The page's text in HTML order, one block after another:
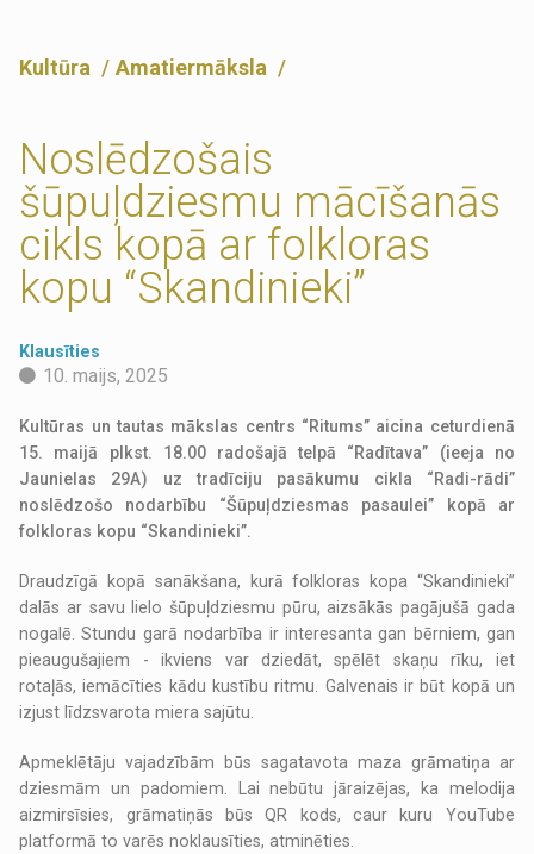
Kultūra Amatiermāksla
Noslēdzošais
šūpuļdziesmu mācīšanās
cikls kopā ar folkloras
kopu “Skandinieki”
Klausīties
10. maijs, 2025
Kultūras un tautas mākslas centrs “Ritums” aicina ceturdienā
15. maijā plkst. 18.00 radošajā telpā “Radītava” (ieeja no
Jaunielas 29A) uz tradīciju pasākumu cikla “Radi-rādi”
noslēdzošo nodarbību “Šūpuļdziesmas pasaulei” kopā ar
folkloras kopu “Skandinieki”.
Draudzīgā kopā sanākšana, kurā folkloras kopa “Skandinieki”
dalās ar savu lielo šūpuļdziesmu pūru, aizsākās pagājušā gada
nogalē. Stundu garā nodarbība ir interesanta gan bērniem, gan
pieaugušajiem - ikviens var dziedāt, spēlēt skaņu rīku, iet
rotaļās, iemācīties kādu kustību ritmu. Galvenais ir būt kopā un
izjust līdzsvarota miera sajūtu.
Apmeklētāju vajadzībām būs sagatavota maza grāmatiņa ar
dziesmām un padomiem. Lai nebūtu jāraizējas, ka melodija
aizmirsīsies, grāmatiņās būs QR kods, caur kuru YouTube
platformā to varēs noklausīties, atminēties.